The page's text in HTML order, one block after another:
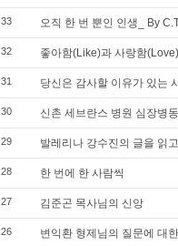
33 오직 한 번 뿐인 인생_ By
32 좋아함(Like)과 사랑함(Love)
31 당신은 감사할 이유가 있는
30 신촌 세브란스 병원 심장병
29 발레리나 강수진의 글을 읽고
28 한 번에 한 사람씩
27 김준곤 목사님의 신앙
26 변익환 형제님의 질문에 대